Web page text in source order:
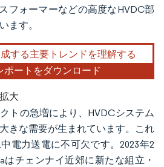
フォーマーなどの高度なHVDC部
ます。
する主要トレンドを理解する
ポートをダウンロード
大
トの急増により、HVDCシステム
きな需要が生まれています。これ
電力送電に不可欠です。2023年2
はチェンナイ近郊に新たな組立・